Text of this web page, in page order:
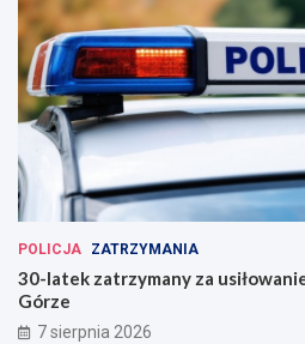
POLICJA ZATRZYMANIA
30-latek zatrzymany za
Górze
7 sierpnia 2026